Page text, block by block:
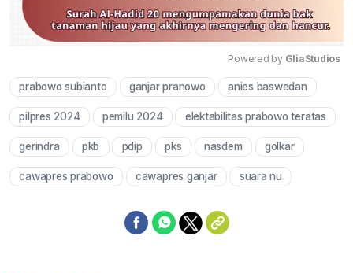
Mute
Powered by GliaStudios
prabowo subianto ganjar pranowo anies baswedan
pilpres 2024 pemilu 2024 elektabilitas prabowo teratas
gerindra pkb pdip pks nasdem golkar
cawapres prabowo cawapres ganjar suara nu